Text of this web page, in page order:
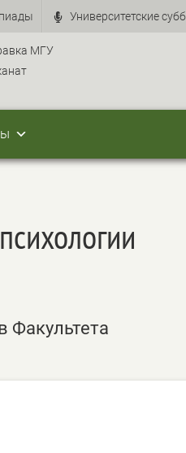
Университетские
МГУ
Факультета